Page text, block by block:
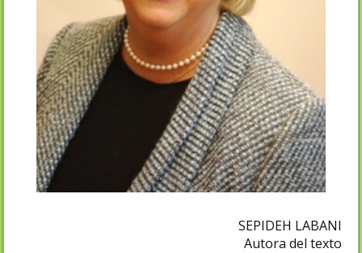
SEPIDEH LABANI
Autora del texto